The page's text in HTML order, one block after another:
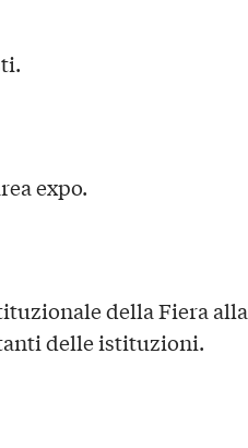
expo.
della Fiera alla
delle istituzioni.